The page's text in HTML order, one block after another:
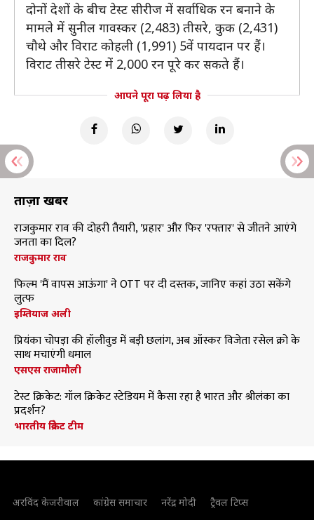
दोनों देशों के बीच टेस्ट सीरीज में सर्वाधिक रन बनाने के
मामले में सुनील गावस्कर (2,483) तीसरे, कुक (2,431)
चौथे और विराट कोहली (1,991) 5वें पायदान पर हैं।
विराट तीसरे टेस्ट में 2,000 रन पूरे कर सकते हैं।
आपने पूरा पढ़ लिया है
ताज़ा खबरें
राजकुमार राव की दोहरी तैयारी, 'प्रहार' और फिर 'रफ्तार' से जीतने आएंगे
जनता का दिल?
राजकुमार राव
फिल्म 'मैं वापस आऊंगा' ने OTT पर दी दस्तक, जानिए कहां उठा सकेंगे
लुत्फ
इम्तियाज अली
प्रियंका चोपड़ा की हॉलीवुड में बड़ी छलांग, अब ऑस्कर विजेता रसेल क्रो के
साथ मचाएंगी धमाल
एसएस राजामौली
टेस्ट क्रिकेट: गॉल क्रिकेट स्टेडियम में कैसा रहा है भारत और श्रीलंका का
प्रदर्शन?
भारतीय क्रिकेट टीम
अरविंद केजरीवाल कांग्रेस समाचार नरेंद्र मोदी
ट्रैवल टिप्स